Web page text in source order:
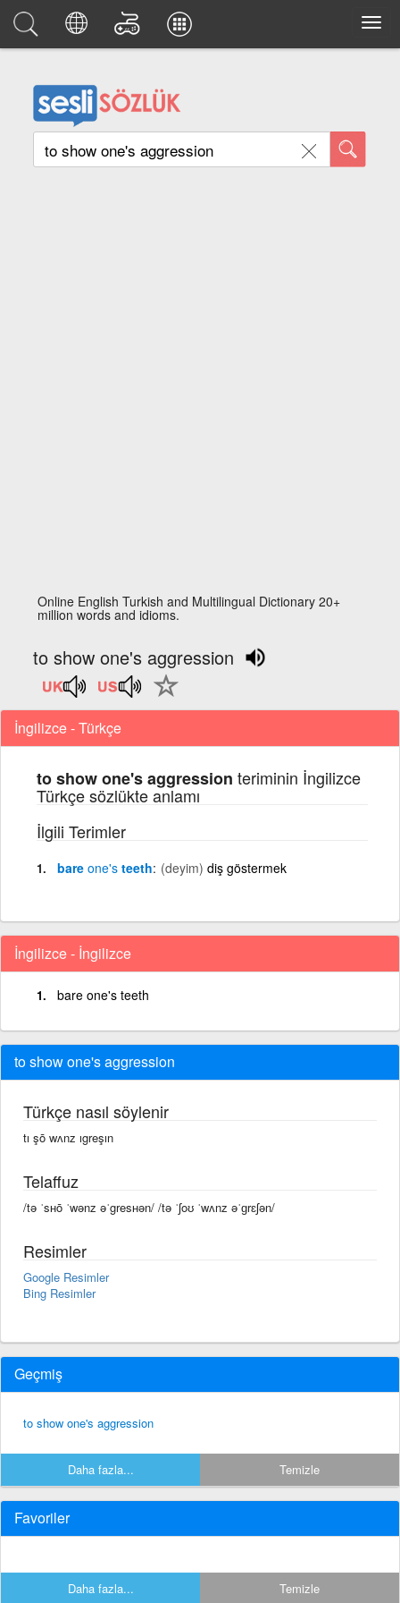
Online English Turkish and Multilingual Dictionary 20+
million words and idioms.
to show one's aggression
İngilizce - Türkçe
to show one's aggression teriminin İngilizce
Türkçe sözlükte anlamı
İlgili Terimler
bare one's teeth (deyim) diş göstermek
İngilizce - İngilizce
bare one's teeth
to show one's aggression
Türkçe nasıl söylenir
tı şō wʌnz ıgreşın
Telaffuz
/tə ˈsʜō ˈwənz əˈgresʜən/ /tə ˈʃoʊ ˈwʌnz əˈɡrɛʃən/
Resimler
Google Resimler
Bing Resimler
Geçmiş
to show one's aggression
Daha fazla... Temizle
Favoriler
Daha fazla... Temizle